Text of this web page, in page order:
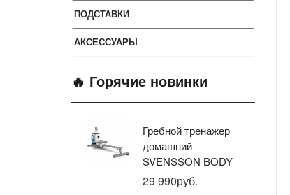
ПОДСТАВКИ
АКСЕССУАРЫ
🔥 Горячие новинки
Гребной тренажер
домашний
SVENSSON BODY
LABS WHEELO
29 990руб.